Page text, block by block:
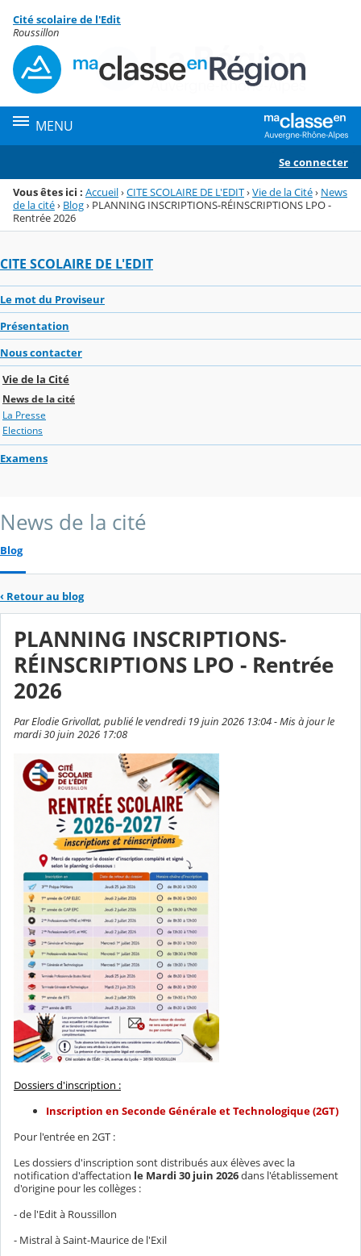
Menu de la rubrique
Contenu
Cité scolaire de l'Edit
Roussillon
MENU
Se connecter
Vous êtes ici : Accueil›CITE SCOLAIRE DE L'EDIT›Vie de la Cité› News
de la cité› Blog› PLANNING INSCRIPTIONS-RÉINSCRIPTIONS LPO -
Rentrée 2026
CITE SCOLAIRE DE L'EDIT
Le mot du Proviseur
Présentation
Nous contacter
Vie de la Cité
News de la cité
La Presse
Elections
Examens
News de la cité
Blog
‹ Retour au blog
PLANNING INSCRIPTIONS-
RÉINSCRIPTIONS LPO - Rentrée
2026
Par Elodie Grivollat, publié le vendredi 19 juin 2026 13:04 - Mis à jour le
mardi 30 juin 2026 17:08
Dossiers d'inscription :
Inscription en Seconde Générale et Technologique (2GT)
Pour l'entrée en 2GT :
Les dossiers d'inscription sont distribués aux élèves avec la
notification d'affectation le Mardi 30 juin 2026dans l'établissement
d'origine pour les collèges :
- de l'Edit à Roussillon
- Mistral à Saint-Maurice de l'Exil